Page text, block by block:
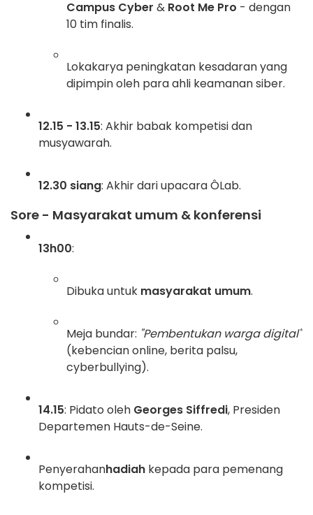
Campus Cyber & Root Me Pro - dengan
10 tim finalis.
Lokakarya peningkatan kesadaran yang
dipimpin oleh para ahli keamanan siber.
12.15 - 13.15: Akhir babak kompetisi dan
musyawarah.
12.30 siang: Akhir dari upacara ÔLab.
Sore - Masyarakat umum & konferensi
13h00:
Dibuka untuk masyarakat umum.
Meja bundar: "Pembentukan warga digital"
(kebencian online, berita palsu,
cyberbullying).
14.15: Pidato oleh Georges Siffredi, Presiden
Departemen Hauts-de-Seine.
Penyerahanhadiah kepada para pemenang
kompetisi.